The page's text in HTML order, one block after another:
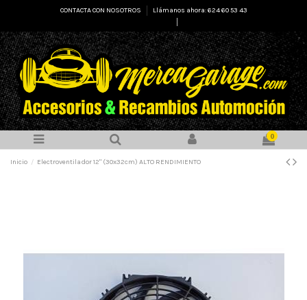
CONTACTA CON NOSOTROS
Llámanos ahora: 624 60 53 43
0
Inicio Electroventilador 12" (30x32cm) ALTO RENDIMIENTO